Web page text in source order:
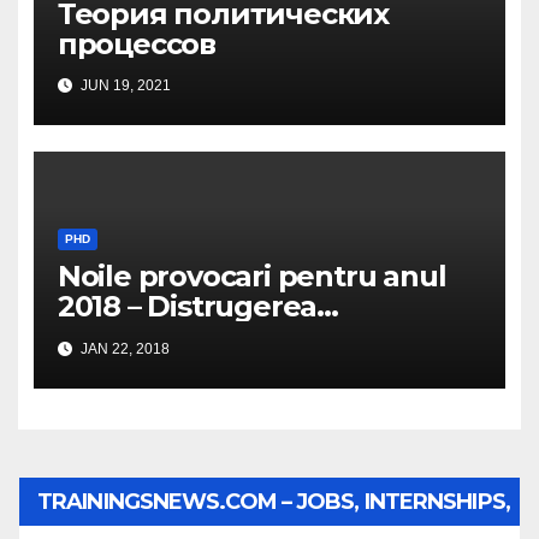
Теория политических
процессов
JUN 19, 2021
PHD
Noile provocari pentru anul
2018 – Distrugerea
structurilor EUro-Atlanti…
JAN 22, 2018
TRAININGSNEWS.COM – JOBS, INTERNSHIPS,